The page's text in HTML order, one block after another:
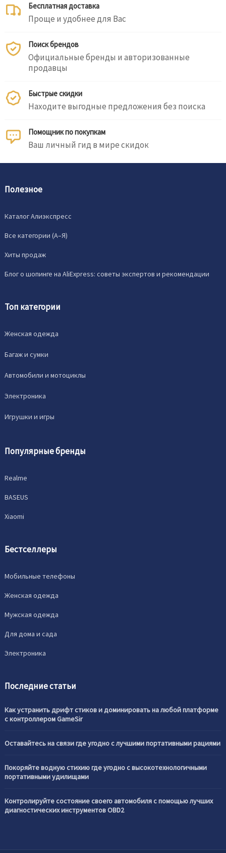
Бесплатная доставка
Проще и удобнее для Вас
Поиск брендов
Официальные бренды и авторизованные
продавцы
Быстрые скидки
Находите выгодные предложения без поиска
Помощник по покупкам
Ваш личный гид в мире скидок
Полезное
Каталог Алиэкспресс
Все категории (A–Я)
Хиты продаж
Блог о шопинге на AliExpress: советы экспертов и рекомендации
Топ категории
Женская одежда
Багаж и сумки
Автомобили и мотоциклы
Электроника
Игрушки и игры
Популярные бренды
Realme
BASEUS
Xiaomi
Бестселлеры
Мобильные телефоны
Женская одежда
Мужская одежда
Для дома и сада
Электроника
Последние статьи
Как устранить дрифт стиков и доминировать на любой платформе
с контроллером GameSir
Оставайтесь на связи где угодно с лучшими портативными рациями
Покоряйте водную стихию где угодно с высокотехнологичными
портативными удилищами
Контролируйте состояние своего автомобиля с помощью лучших
диагностических инструментов OBD2